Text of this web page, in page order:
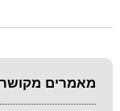
מאמרים